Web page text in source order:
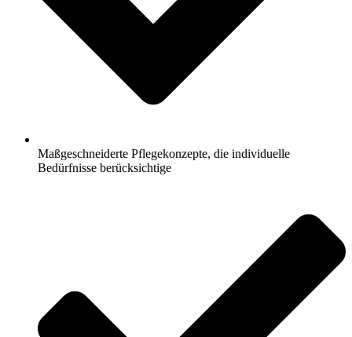
Maßgeschneiderte Pflegekonzepte, die individuelle
Bedürfnisse berücksichtige